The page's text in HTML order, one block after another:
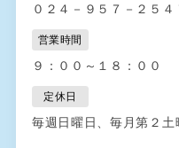
０２４－９５７－２５４
営業時間
９：００～１８：００
定休日
毎週日曜日、毎月第２土